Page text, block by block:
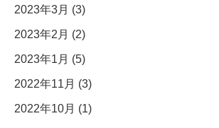
2023年3月 (3)
2023年2月 (2)
2023年1月 (5)
2022年11月 (3)
2022年10月 (1)